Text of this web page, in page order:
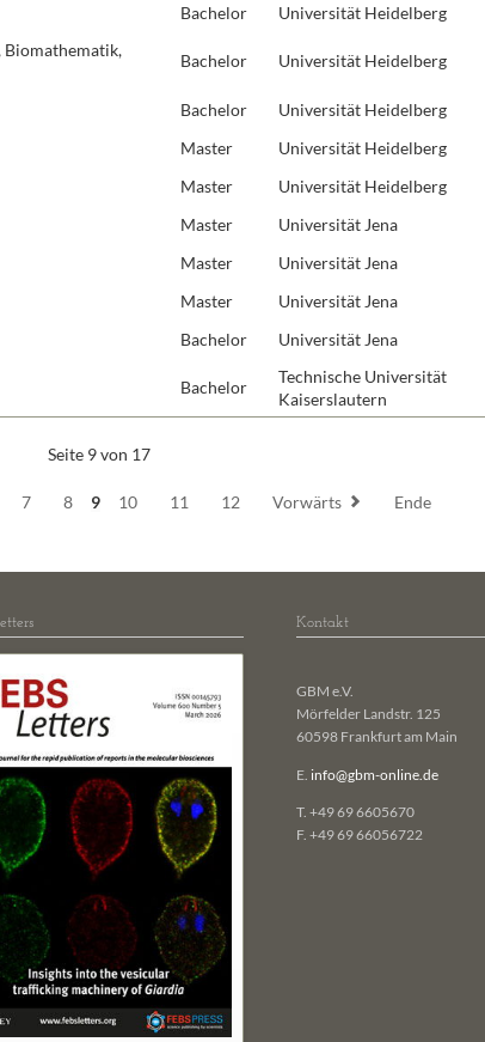
Redoxbiologie
Zelluläre Organellen
Bachelor Universität Heidelberg
Biomathematik,
Bachelor Universität Heidelberg
Bachelor
Universität Heidelberg
Master
Universität Heidelberg
Master
Universität Heidelberg
Master
Universität Jena
Master
Universität Jena
Master
Universität Jena
Bachelor Universität Jena
Bachelor
Technische Universität
Kaiserslautern
Seite 9 von 17
7 8 9 10 11 12 Vorwärts Ende
Kontakt
GBM e.V.
Mörfelder Landstr. 125
60598 Frankfurt am Main
E. info@gbm-online.de
T. +49 69 6605670
F. +49 69 66056722